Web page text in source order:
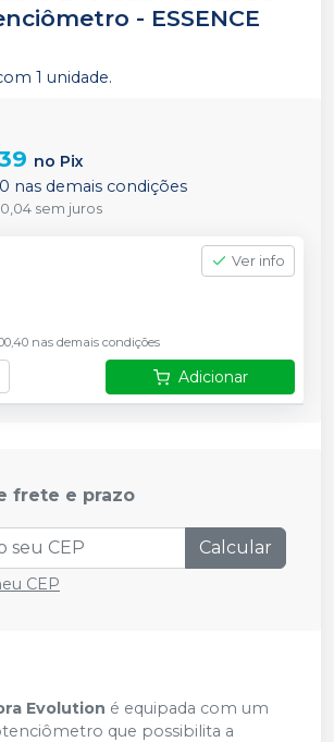
- ESSENCE
1 unidade.
no Pix
nas demais condições
sem juros
Ver info
nas demais condições
Adicionar
frete e prazo
Calcular
CEP
Evolution é equipada com um
que possibilita a